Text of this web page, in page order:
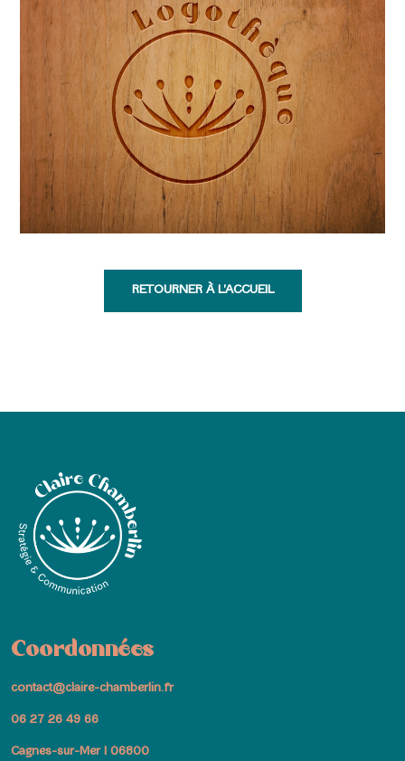
RETOURNER À L'ACCUEIL
Coordonnées
contact@claire-chamberlin.fr
06 27 26 49 66
Cagnes-sur-Mer I 06800